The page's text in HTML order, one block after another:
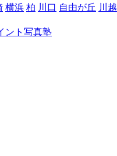
横浜 柏 川口 自由が丘 川越
ント写真塾